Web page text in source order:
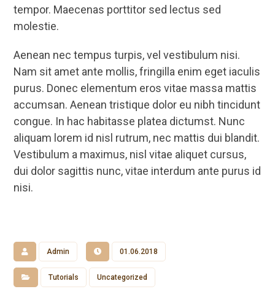
tempor. Maecenas porttitor sed lectus sed
molestie.
Aenean nec tempus turpis, vel vestibulum nisi.
Nam sit amet ante mollis, fringilla enim eget iaculis
purus. Donec elementum eros vitae massa mattis
accumsan. Aenean tristique dolor eu nibh tincidunt
congue. In hac habitasse platea dictumst. Nunc
aliquam lorem id nisl rutrum, nec mattis dui blandit.
Vestibulum a maximus, nisl vitae aliquet cursus,
dui dolor sagittis nunc, vitae interdum ante purus id
nisi.
Admin 01.06.2018
Tutorials Uncategorized